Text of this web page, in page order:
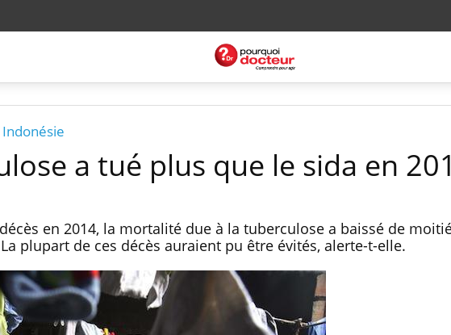
Indonésie
a tué plus que le sida en
en 2014, la mortalité due à la tuberculose a baissé de
plupart de ces décès auraient pu être évités, alerte-t-elle.